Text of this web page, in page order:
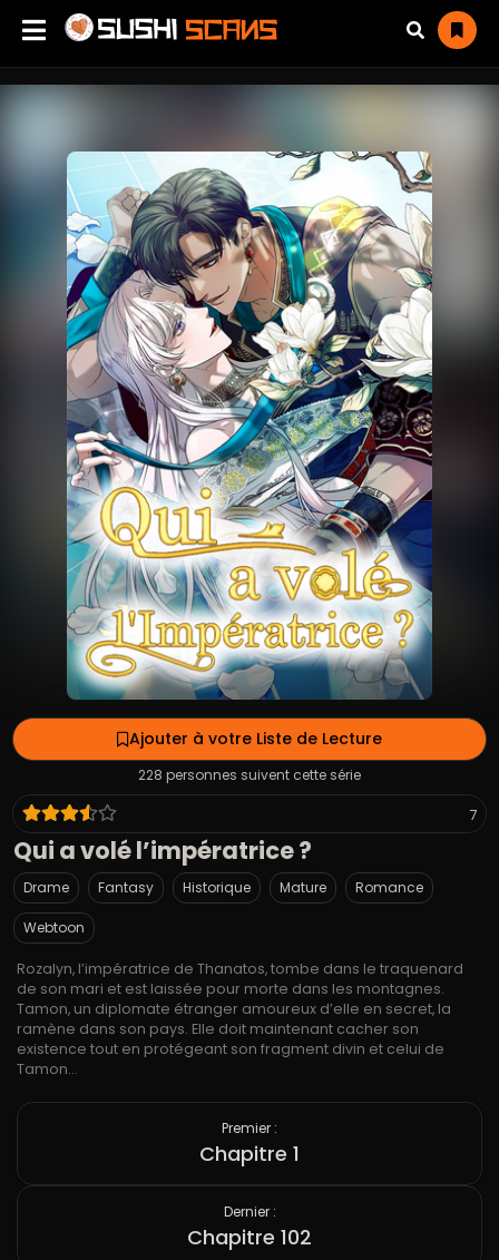
Ajouter à votre Liste de Lecture
228 personnes suivent cette série
7
Qui a volé l’impératrice ?
Drame Fantasy Historique Mature Romance
Webtoon
Rozalyn, l’impératrice de Thanatos, tombe dans le traquenard
de son mari et est laissée pour morte dans les montagnes.
Tamon, un diplomate étranger amoureux d’elle en secret, la
ramène dans son pays. Elle doit maintenant cacher son
existence tout en protégeant son fragment divin et celui de
Tamon…
Premier :
Chapitre 1
Dernier :
Chapitre 102